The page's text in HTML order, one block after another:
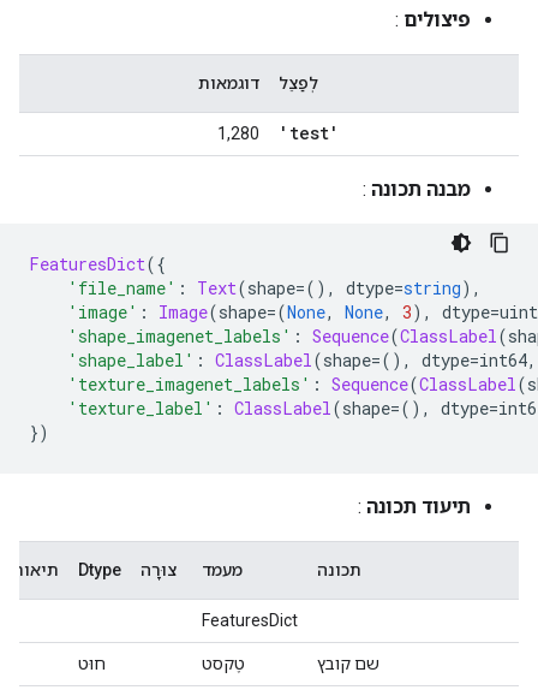
פיצולים :
לְפַצֵל דוגמאות
'test'
1,280
מבנה תכונה :
FeaturesDict({
'file_name' : Text(shape=(), dtype=string),
'image' : Image(shape=(None, None, 3), dtype=
'shape_imagenet_labels' : Sequence(ClassLabel(
'shape_label' : ClassLabel(shape=(), dtype=int64,
'texture_imagenet_labels' : Sequence(ClassLabel(
'texture_label' : ClassLabel(shape=(), dtype=
})
תיעוד תכונה :
תכונה מעמד צוּרָה Dtype תיאור
FeaturesDict
שם קובץ טֶקסט חוּט